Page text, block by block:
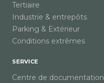
Tertiaire
Industrie & entrepôts
Parking & Extérieur
Conditions extrêmes
SERVICE
Centre de documentation